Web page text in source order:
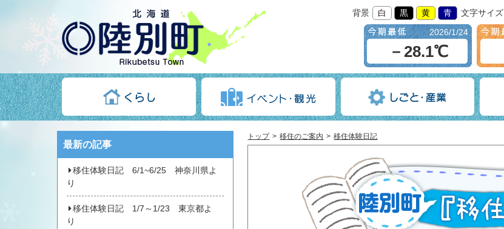
背景 白 黒 黄 青 文字サイズ
2026/1/24
－28.1℃
トップ 移住のご案内 移住体験日記
最新の記事
移住体験日記 6/1~6/25 神奈川県よ
り
移住体験日記 1/7～1/23 東京都よ
り